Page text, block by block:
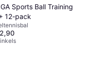
Sports Ball Training
12-pack